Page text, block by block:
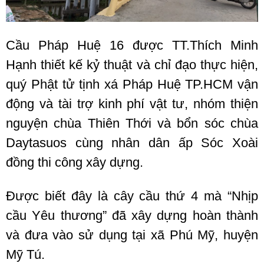
Cầu Pháp Huệ 16 được TT.Thích Minh
Hạnh thiết kế kỷ thuật và chỉ đạo thực hiện,
quý Phật tử tịnh xá Pháp Huệ TP.HCM vận
động và tài trợ kinh phí vật tư, nhóm thiện
nguyện chùa Thiên Thới và bổn sóc chùa
Daytasuos cùng nhân dân ấp Sóc Xoài
đồng thi công xây dựng.
Được biết đây là cây cầu thứ 4 mà “Nhịp
cầu Yêu thương” đã xây dựng hoàn thành
và đưa vào sử dụng tại xã Phú Mỹ, huyện
Mỹ Tú.